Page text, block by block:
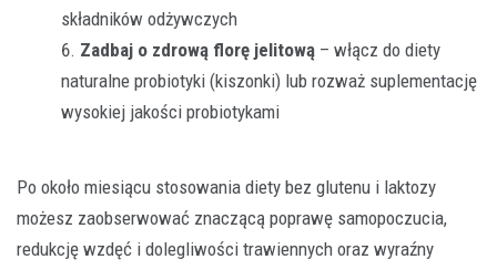
składników odżywczych
Zadbaj o zdrową florę jelitową – włącz do diety
naturalne probiotyki (kiszonki) lub rozważ suplementację
wysokiej jakości probiotykami
Po około miesiącu stosowania diety bez glutenu i laktozy
możesz zaobserwować znaczącą poprawę samopoczucia,
redukcję wzdęć i dolegliwości trawiennych oraz wyraźny